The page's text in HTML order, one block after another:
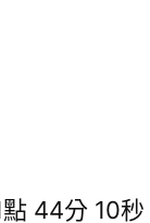
44分 10秒